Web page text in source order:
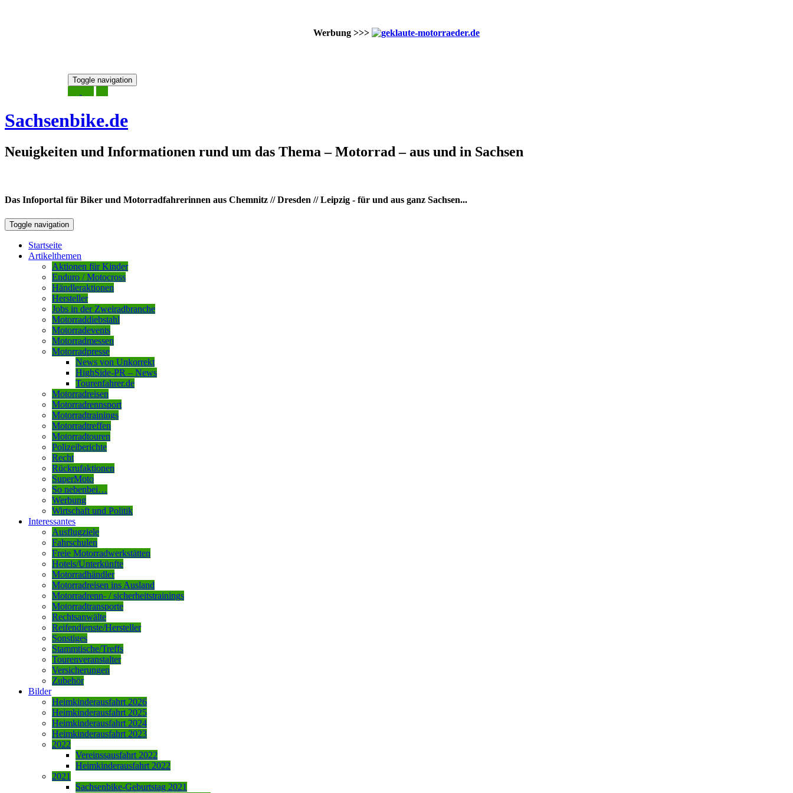
Werbung >>>
Toggle navigation
Sachsenbike.de
Neuigkeiten und Informationen rund um das Thema – Motorrad – aus und in Sachsen
Das Infoportal für Biker und Motorradfahrerinnen aus Chemnitz // Dresden // Leipzig - für und aus ganz Sachsen...
Toggle navigation
Startseite
Artikelthemen
Aktionen für Kinder
Enduro / Motocross
Händleraktionen
Hersteller
Jobs in der Zweiradbranche
Motorraddiebstahl
Motorradevents
Motorradmessen
Motorradpresse
News von Unkorrekt
HighSide-PR – News
Tourenfahrer.de
Motorradreisen
Motorradrennsport
Motorradtrainings
Motorradtreffen
Motorradtouren
Polizeiberichte
Recht
Rückrufaktionen
SuperMoto
So nebenbei…
Werbung
Wirtschaft und Politik
Interessantes
Ausflugziele
Fahrschulen
Freie Motorradwerkstätten
Hotels/Unterkünfte
Motorradhändler
Motorradreisen ins Ausland
Motorradrenn- / sicherheitstrainings
Motorradtransporte
Rechtsanwälte
Reifendienste/Hersteller
Sonstiges
Stammtische/Treffs
Tourenveranstalter
Versicherungen
Zubehör
Bilder
Heimkinderausfahrt 2026
Heimkinderausfahrt 2025
Heimkinderausfahrt 2024
Heimkinderausfahrt 2023
2022
Vereinssausfahrt 2022
Heimkinderausfahrt 2022
2021
Sachsenbike-Geburtstag 2021